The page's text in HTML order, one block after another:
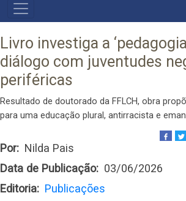
NAVEGADOR
PRINCIPAL
Livro investiga a
diálogo com juventudes
periféricas
Resultado de doutorado da FFLCH, obra
para uma educação plural, antirracista e
Por
Nilda Pais
Data de Publicação
03/06/2026
Editoria
Publicações